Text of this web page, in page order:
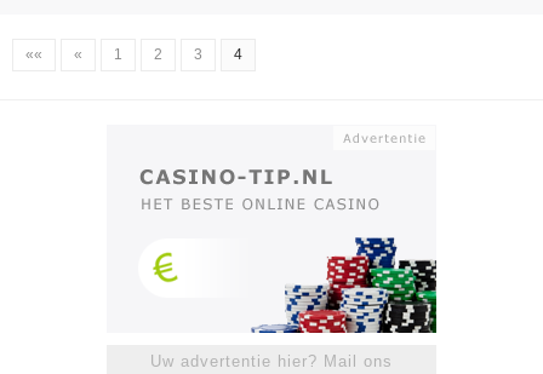
«« « 1 2 3 4
Uw advertentie hier? Mail ons